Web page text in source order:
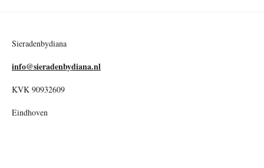
Sieradenbydiana
info@sieradenbydiana.nl
KVK 90932609
Eindhoven